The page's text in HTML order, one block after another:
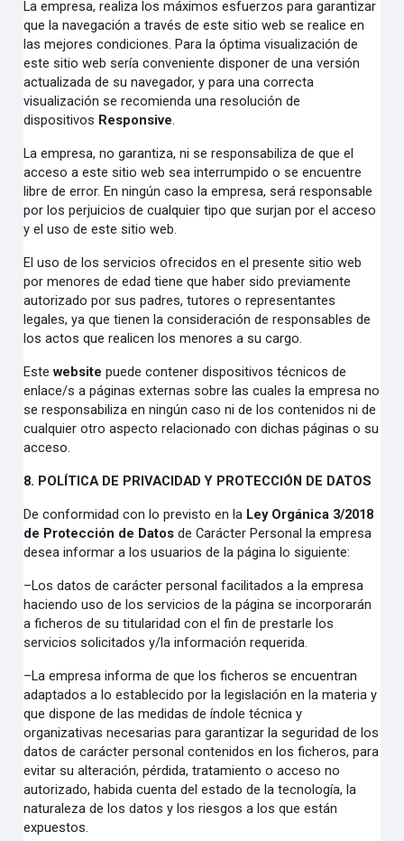
La empresa, realiza los máximos esfuerzos para garantizar
que la navegación a través de este sitio web se realice en
las mejores condiciones. Para la óptima visualización de
este sitio web sería conveniente disponer de una versión
actualizada de su navegador, y para una correcta
visualización se recomienda una resolución de
dispositivos Responsive.
La empresa, no garantiza, ni se responsabiliza de que el
acceso a este sitio web sea interrumpido o se encuentre
libre de error. En ningún caso la empresa, será responsable
por los perjuicios de cualquier tipo que surjan por el acceso
y el uso de este sitio web.
El uso de los servicios ofrecidos en el presente sitio web
por menores de edad tiene que haber sido previamente
autorizado por sus padres, tutores o representantes
legales, ya que tienen la consideración de responsables de
los actos que realicen los menores a su cargo.
Estewebsite puede contener dispositivos técnicos de
enlace/s a páginas externas sobre las cuales la empresa no
se responsabiliza en ningún caso ni de los contenidos ni de
cualquier otro aspecto relacionado con dichas páginas o su
acceso.
8. POLÍTICA DE PRIVACIDAD Y PROTECCIÓN DE DATOS
De conformidad con lo previsto en la Ley Orgánica 3/2018
de Protección de Datosde Carácter Personal la empresa
desea informar a los usuarios de la página lo siguiente:
–Los datos de carácter personal facilitados a la empresa
haciendo uso de los servicios de la página se incorporarán
a ficheros de su titularidad con el fin de prestarle los
servicios solicitados y/la información requerida.
–La empresa informa de que los ficheros se encuentran
adaptados a lo establecido por la legislación en la materia y
que dispone de las medidas de índole técnica y
organizativas necesarias para garantizar la seguridad de los
datos de carácter personal contenidos en los ficheros, para
evitar su alteración, pérdida, tratamiento o acceso no
autorizado, habida cuenta del estado de la tecnología, la
naturaleza de los datos y los riesgos a los que están
expuestos.